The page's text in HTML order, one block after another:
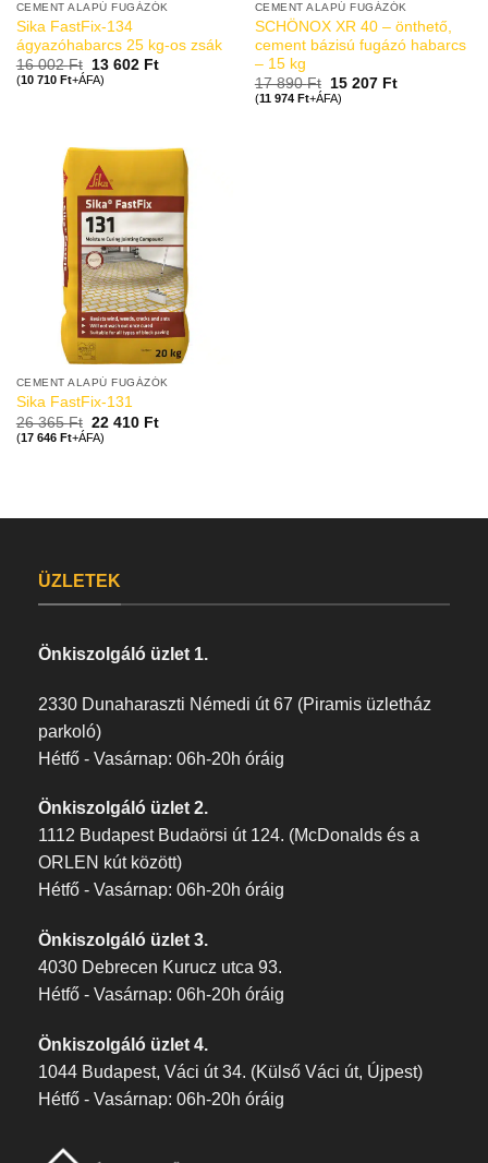
CEMENT ALAPÚ FUGÁZÓK
Sika FastFix-134
ágyazóhabarcs 25 kg-os zsák
16 002Ft 13 602 Ft
(10 710 Ft+ÁFA)
CEMENT ALAPÚ FUGÁZÓK
SCHÖNOX XR 40 – önthető,
cement bázisú fugázó habarcs
– 15 kg
17 890Ft 15 207 Ft
(11 974 Ft+ÁFA)
CEMENT ALAPÚ FUGÁZÓK
Sika FastFix-131
26 365Ft 22 410 Ft
(17 646 Ft+ÁFA)
ÜZLETEK
Önkiszolgáló üzlet 1.
2330 Dunaharaszti Némedi út 67 (Piramis üzletház
parkoló)
Hétfő - Vasárnap: 06h-20h óráig
Önkiszolgáló üzlet 2.
1112 Budapest Budaörsi út 124. (McDonalds és a
ORLEN kút között)
Hétfő - Vasárnap: 06h-20h óráig
Önkiszolgáló üzlet 3.
4030 Debrecen Kurucz utca 93.
Hétfő - Vasárnap: 06h-20h óráig
Önkiszolgáló üzlet 4.
1044 Budapest, Váci út 34. (Külső Váci út, Újpest)
Hétfő - Vasárnap: 06h-20h óráig